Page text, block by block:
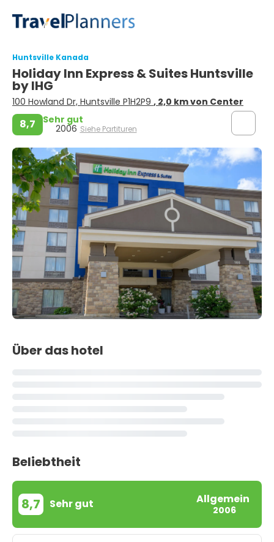
Huntsville Kanada
Holiday Inn Express & Suites Huntsville
by IHG
100 Howland Dr, Huntsville P1H2P9 , 2,0 km von Center
8,7 Sehr gut
2006 Siehe Partituren
Über das hotel
Beliebtheit
8,7 Sehr gut Allgemein
2006